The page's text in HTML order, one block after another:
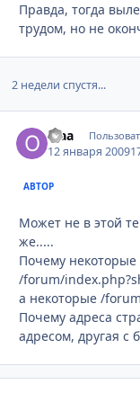
Правда, тогда
трудом, но не
2 недели спустя...
olaa
12 января 2009
АВТОР
Может не в этой
же.....
Почему некоторые
/forum/
а некоторые /
Почему адреса
адресом, другая с